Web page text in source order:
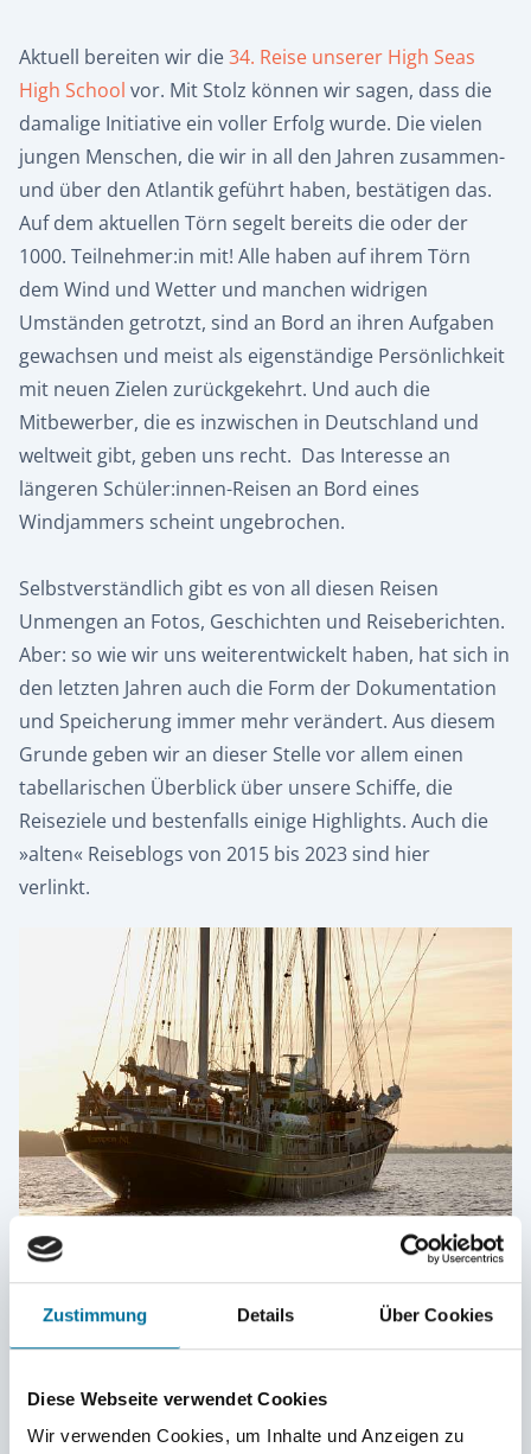
Zustimmung Details Über Cookies
Diese Webseite verwendet Cookies
Wir verwenden Cookies, um Inhalte und Anzeigen zu
Aktuell bereiten wir die34. Reise unserer High Seas
High School vor. Mit Stolz können wir sagen, dass die
damalige Initiative ein voller Erfolg wurde. Die vielen
jungen Menschen, die wir in all den Jahren zusammen-
und über den Atlantik geführt haben, bestätigen das.
Auf dem aktuellen Törn segelt bereits die oder der
1000. Teilnehmer:in mit! Alle haben auf ihrem Törn
dem Wind und Wetter und manchen widrigen
Umständen getrotzt, sind an Bord an ihren Aufgaben
gewachsen und meist als eigenständige Persönlichkeit
mit neuen Zielen zurückgekehrt. Und auch die
Mitbewerber, die es inzwischen in Deutschland und
weltweit gibt, geben uns recht. Das Interesse an
längeren Schüler:innen-Reisen an Bord eines
Windjammers scheint ungebrochen.
Selbstverständlich gibt es von all diesen Reisen
Unmengen an Fotos, Geschichten und Reiseberichten.
Aber: so wie wir uns weiterentwickelt haben, hat sich in
den letzten Jahren auch die Form der Dokumentation
und Speicherung immer mehr verändert. Aus diesem
Grunde geben wir an dieser Stelle vor allem einen
tabellarischen Überblick über unsere Schiffe, die
Reiseziele und bestenfalls einige Highlights. Auch die
»alten« Reiseblogs von 2015 bis 2023 sind hier
verlinkt.
Vielleicht gelingt es uns im Laufe der Zeit einige Fotos,
Dokumente und Reiseberichte nachzutragen bzw.
Gruppen in den Sozialen Netzwerken zu sammeln.